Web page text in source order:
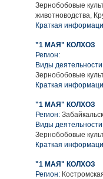
Зернобобовые
животноводства,
Краткая
"1 МАЯ" КОЛХОЗ
Регион:
Виды
Зернобобовые
Краткая
"1 МАЯ" КОЛХОЗ
Регион:
Виды
Зернобобовые
Краткая
"1 МАЯ" КОЛХОЗ
Регион: